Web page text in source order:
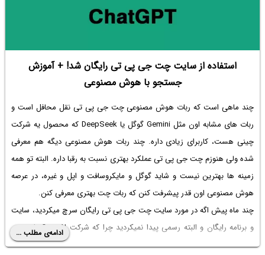
استفاده از سایت چت جی پی تی رایگان شد! + آموزش
جستجو با هوش مصنوعی
چند ماهی است که ربات هوش مصنوعی چت جی پی تی نقل محافل است و
ربات های مشابه اون مثل Gemini گوگل یا DeepSeek که محصول یه شرکت
چینی هست، کاربرای زیادی داره. چند ربات هوش مصنوعی دیگه هم معرفی
شده ولی هنوزم چت جی پی تی عملکرد بهتری نسبت به رقبا داره. البته تو همه
زمینه ها بهترین نیست و شاید گوگل و مایکروسافت و اپل و غیره، در عرصه
هوش مصنوعی اون قدر پیشرفت کنن که ربات چت بهتری معرفی کنن.
چند ماه پیش اگه در مورد سایت چت جی پی تی رایگان سرچ میکردید، سایت
و برنامه رایگان و البته رسمی پیدا نمیکردید چرا که شرکت OpenAI یا همون
طراح چت جی پی تی، ساختن حساب کاربری برای استفاده از ChatGPT رو
ادامه‌ی مطلب ...